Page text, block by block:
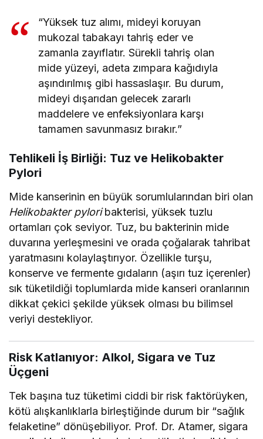
“Yüksek tuz alımı, mideyi koruyan
mukozal tabakayı tahriş eder ve
zamanla zayıflatır. Sürekli tahriş olan
mide yüzeyi, adeta zımpara kağıdıyla
aşındırılmış gibi hassaslaşır. Bu durum,
mideyi dışarıdan gelecek zararlı
maddelere ve enfeksiyonlara karşı
tamamen savunmasız bırakır.”
Tehlikeli İş Birliği: Tuz ve Helikobakter
Pylori
Mide kanserinin en büyük sorumlularından biri olan
Helikobakter pyloribakterisi, yüksek tuzlu
ortamları çok seviyor. Tuz, bu bakterinin mide
duvarına yerleşmesini ve orada çoğalarak tahribat
yaratmasını kolaylaştırıyor. Özellikle turşu,
konserve ve fermente gıdaların (aşırı tuz içerenler)
sık tüketildiği toplumlarda mide kanseri oranlarının
dikkat çekici şekilde yüksek olması bu bilimsel
veriyi destekliyor.
Risk Katlanıyor: Alkol, Sigara ve Tuz
Üçgeni
Tek başına tuz tüketimi ciddi bir risk faktörüyken,
kötü alışkanlıklarla birleştiğinde durum bir “sağlık
felaketine” dönüşebiliyor. Prof. Dr. Atamer, sigara